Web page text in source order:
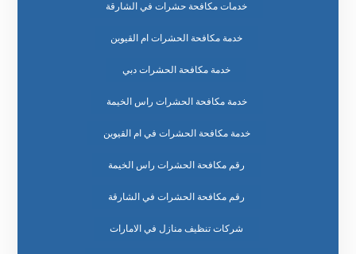
خدمات مكافحة حشرات في الشارقة
خدمة مكافحة الحشرات ام القيوين
خدمة مكافحة الحشرات دبي
خدمة مكافحة الحشرات راس الخيمة
خدمة مكافحة الحشرات في ام القيوين
رقم مكافحة الحشرات راس الخيمة
رقم مكافحة الحشرات في الشارقة
شركات تنظيف منازل في الامارات